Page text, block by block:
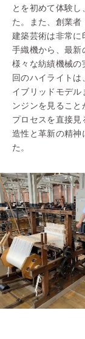
とを初めて体験
た。また、創業
建築芸術は非常
手織機から、最新
様々な紡績機械の
回のハイライト
イブリッドモデ
ンジンを見るこ
プロセスを直接見
造性と革新の精神
た。